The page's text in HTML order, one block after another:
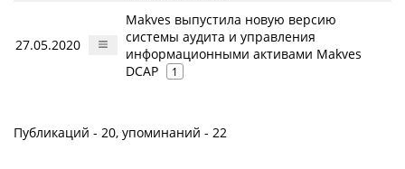
27.05.2020
Makves выпустила новую версию
системы аудита и управления
информационными активами Makves
DCAP
1
Публикаций - 20, упоминаний - 22